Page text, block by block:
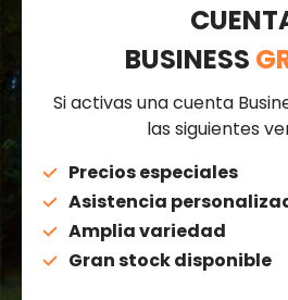
BUSINESS
Si activas una cuenta
las siguientes
Precios especiales
Asistencia
Amplia variedad
Gran stock disponible